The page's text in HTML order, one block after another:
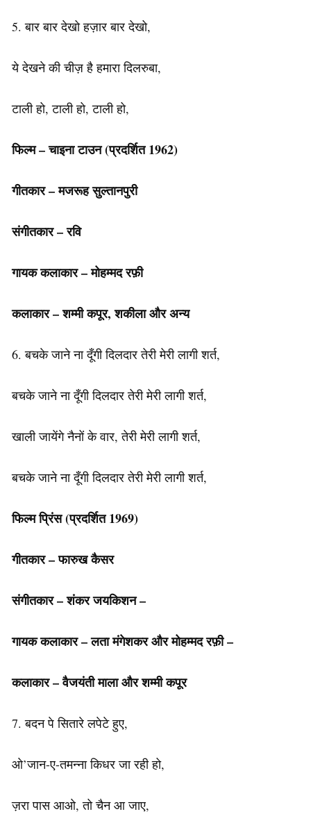
5. बार बार देखो हज़ार बार देखो,
ये देखने की चीज़ है हमारा दिलरुबा,
टाली हो, टाली हो, टाली हो,
फिल्म – चाइना टाउन (प्रदर्शित 1962)
गीतकार – मजरूह सुल्तानपुरी
संगीतकार – रवि
गायक कलाकार – मोहम्मद रफ़ी
कलाकार – शम्मी कपूर, शकीला और अन्य
6. बचके जाने ना दूँगी दिलदार तेरी मेरी लागी शर्त,
बचके जाने ना दूँगी दिलदार तेरी मेरी लागी शर्त,
खाली जायेंगे नैनों के वार, तेरी मेरी लागी शर्त,
बचके जाने ना दूँगी दिलदार तेरी मेरी लागी शर्त,
फिल्म प्रिंस (प्रदर्शित 1969)
गीतकार – फारुख कैसर
संगीतकार – शंकर जयकिशन –
गायक कलाकार – लता मंगेशकर और मोहम्मद रफ़ी –
कलाकार – वैजयंती माला और शम्मी कपूर
7. बदन पे सितारे लपेटे हुए,
ओ’जान-ए-तमन्ना किधर जा रही हो,
ज़रा पास आओ, तो चैन आ जाए,